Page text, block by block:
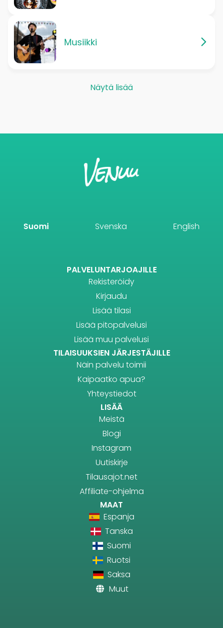
Musiikki
Näytä lisää
Suomi Svenska English
PALVELUNTARJOAJILLE
Rekisteröidy
Kirjaudu
Lisää tilasi
Lisää pitopalvelusi
Lisää muu palvelusi
TILAISUUKSIEN JÄRJESTÄJILLE
Näin palvelu toimii
Kaipaatko apua?
Yhteystiedot
LISÄÄ
Meistä
Blogi
Instagram
Uutiskirje
Tilausajot.net
Affiliate-ohjelma
MAAT
Espanja
Tanska
Suomi
Ruotsi
Saksa
Muut